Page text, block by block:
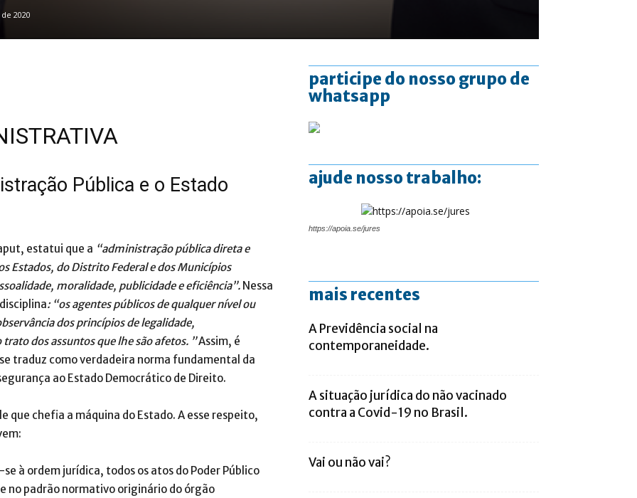
2020
Pública e o Estado
estatui que a “administração pública direta e
Estados, do Distrito Federal e dos Municípios
moralidade, publicidade e eficiência”. Nessa
: “os agentes públicos de qualquer nível ou
dos princípios de legalidade,
dos assuntos que lhe são afetos. ”Assim, é
traduz como verdadeira norma fundamental da
ao Estado Democrático de Direito.
que chefia a máquina do Estado. A esse respeito,
à ordem jurídica, todos os atos do Poder Público
no padrão normativo originário do órgão
participe do nosso grupo de
whatsapp
ajude nosso trabalho:
https://apoia.se/jures
mais recentes
A Previdência social na
contemporaneidade.
A situação jurídica do não vacinado
contra a Covid-19 no Brasil.
Vai ou não vai?